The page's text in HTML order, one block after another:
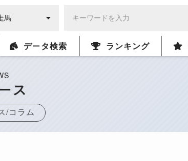
データ検索 ランキング
ス
/コラム